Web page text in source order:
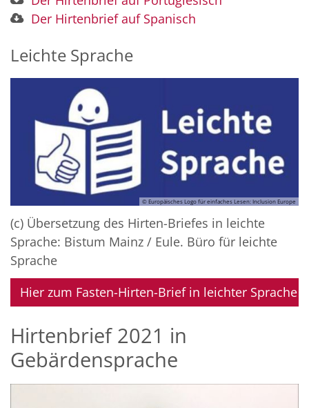
Der Hirtenbrief auf Spanisch
Leichte Sprache
© Europäisches Logo für einfaches Lesen: Inclusion Europe
(c) Übersetzung des Hirten-Briefes in leichte
Sprache: Bistum Mainz / Eule. Büro für leichte
Sprache
Hier zum Fasten-Hirten-Brief in leichter Sprache
Hirtenbrief 2021 in
Gebärdensprache